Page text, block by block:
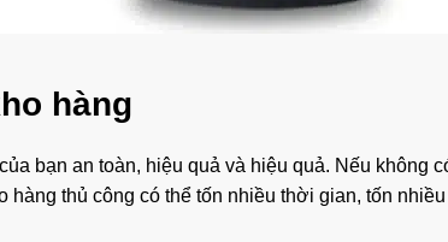
hàng
bạn an toàn, hiệu quả và hiệu quả. Nếu không
hàng thủ công có thể tốn nhiều thời gian, tốn